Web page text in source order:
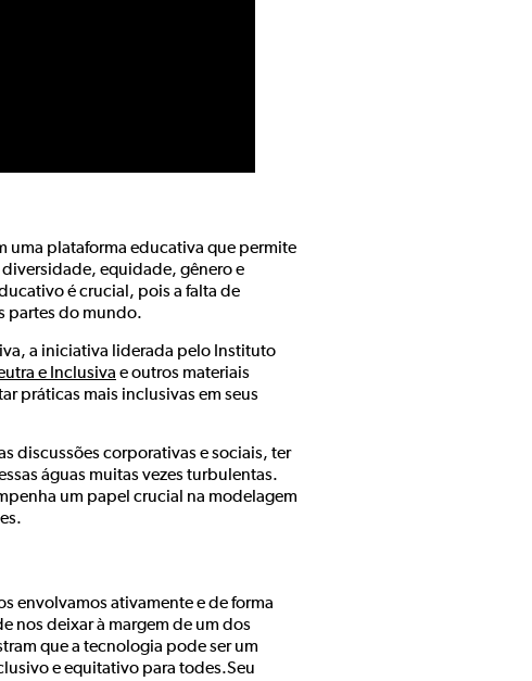
uma plataforma educativa que permite
equidade, gênero e
é crucial, pois a falta de
partes do mundo.
a iniciativa liderada pelo Instituto
e Inclusiva e outros materiais
práticas mais inclusivas em seus
discussões corporativas e sociais, ter
águas muitas vezes turbulentas.
um papel crucial na modelagem
envolvamos ativamente e de forma
nos deixar à margem de um dos
que a tecnologia pode ser um
e equitativo para todes.Seu